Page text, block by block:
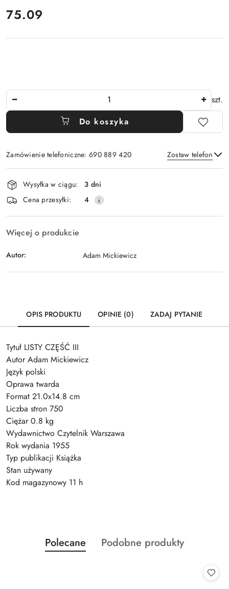
cena:
75.09
szt.
Do koszyka
Zamówienie telefoniczne: 690 889 420 Zostaw telefon
Wyślij
Dostępność
i
dostawa
Wysyłka w ciągu:
3 dni
Cena przesyłki:
4
Więcej o produkcie
Autor: Adam Mickiewicz
OPIS PRODUKTU OPINIE (0) ZADAJ PYTANIE
Tytuł LISTY CZĘŚĆ III
Autor Adam Mickiewicz
Język polski
Oprawa twarda
Format 21.0x14.8 cm
Liczba stron 750
Ciężar 0.8 kg
Wydawnictwo Czytelnik Warszawa
Rok wydania 1955
Typ publikacji Książka
Stan używany
Kod magazynowy 11 h
Pomiń karuzelę produktów
Produkty
o
Polecane
Produkty
Podobne produkty